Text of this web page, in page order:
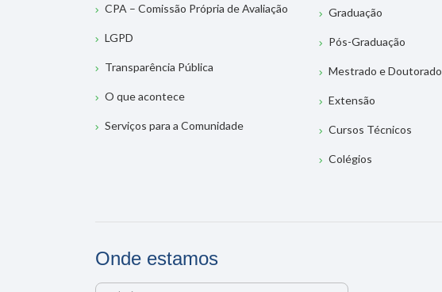
CPA – Comissão Própria de Avaliação
LGPD
Transparência Pública
O que acontece
Serviços para a Comunidade
Graduação
Pós-Graduação
Mestrado e Doutorado
Extensão
Cursos Técnicos
Colégios
Onde estamos